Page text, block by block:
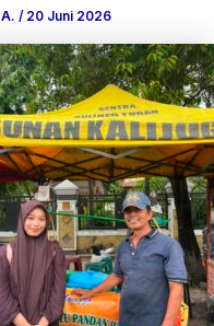
/ 20 Juni 2026